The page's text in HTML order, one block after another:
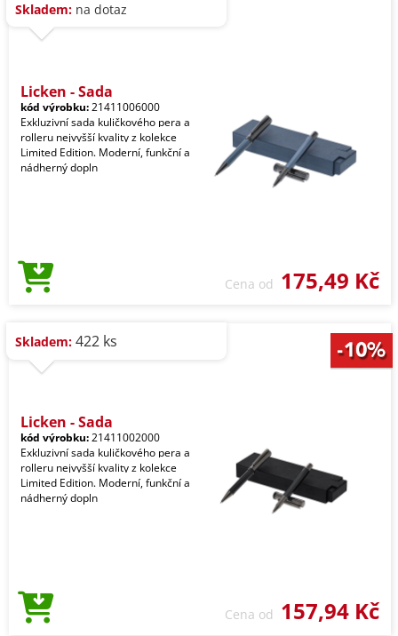
Skladem: na dotaz
Licken - Sada
kód výrobku:21411006000
Exkluzivní sada kuličkového pera a
rolleru nejvyšší kvality z kolekce
Limited Edition. Moderní, funkční a
nádherný dopln
Cena od 175,49 Kč
Skladem: 422 ks
Licken - Sada
kód výrobku:21411002000
Exkluzivní sada kuličkového pera a
rolleru nejvyšší kvality z kolekce
Limited Edition. Moderní, funkční a
nádherný dopln
Cena od 157,94 Kč